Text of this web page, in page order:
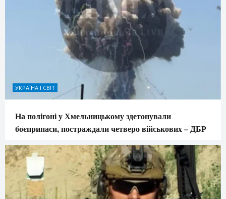
УКРАЇНА І СВІТ
На полігоні у Хмельницькому здетонували
боєприпаси, постраждали четверо військових – ДБР